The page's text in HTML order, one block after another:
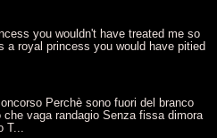
you wouldn't have treated me so
a royal princess you would have pitied
Perchè sono fuori del branco
vaga randagio Senza fissa dimora
T...